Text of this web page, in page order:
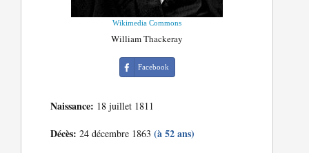
Wikimedia Commons
William Thackeray
Facebook
Naissance: 18 juillet 1811
Décès: 24 décembre 1863(à 52 ans)